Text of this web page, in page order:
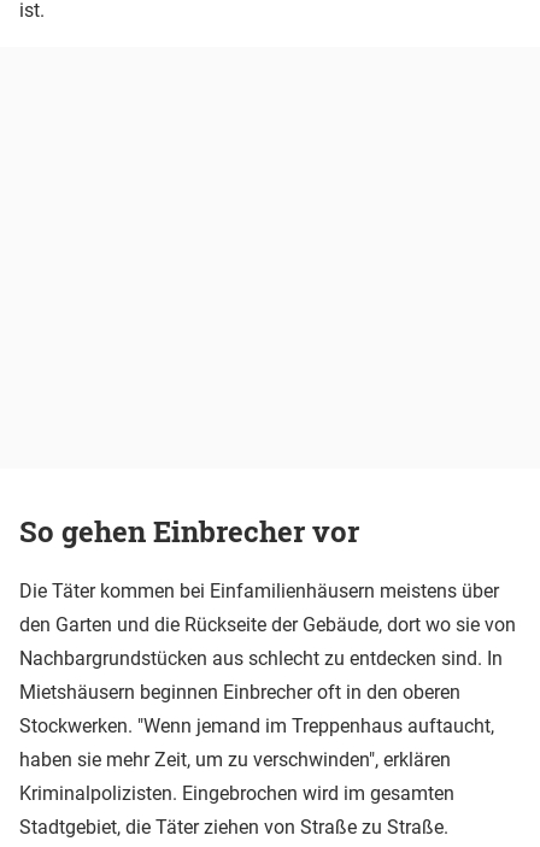
ist.
So gehen Einbrecher vor
Die Täter kommen bei Einfamilienhäusern meistens über
den Garten und die Rückseite der Gebäude, dort wo sie von
Nachbargrundstücken aus schlecht zu entdecken sind. In
Mietshäusern beginnen Einbrecher oft in den oberen
Stockwerken. "Wenn jemand im Treppenhaus auftaucht,
haben sie mehr Zeit, um zu verschwinden", erklären
Kriminalpolizisten. Eingebrochen wird im gesamten
Stadtgebiet, die Täter ziehen von Straße zu Straße.